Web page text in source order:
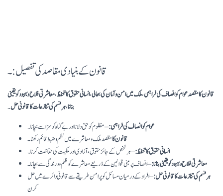
قانون کے بنیادی مقاصد کی تفصیل:۔
قانون کا مقصد عوام کو انصاف کی فراہمی،ملک میں امن و آمان کی بحالی،انسانی حقوق کا تحفظ،معاشرتی فلاح و بہبود کو یقینی
بنانا،ہر قسم کی تنازعات کا قانونی حل۔
عوام کو انصاف کی فراہمی:– مظلوم کو حق دلانا اور بے گناہ کو سزا سے بچانا۔
قانون کامقصدملک و معاشرے میں نظم و ضبط قائم رکھنا۔
انسانی حقوق کا تحفظ:– ہر شخص کے جائز حقوق، آزادی اور ملکیت کی حفاظت کرنا۔
معاشرتی فلاح و بہبود کو یقینی بنانا:– انصاف پر مبنی قوانین کے ذریعے معاشرے کو ظلم و درندگی سے بچانا۔
ہر قسم کی تنازعات کا قانونی حل:– افراد کے درمیان مسائل کو پرامن طریقے سے قانونی دائرے میں حل
کرن